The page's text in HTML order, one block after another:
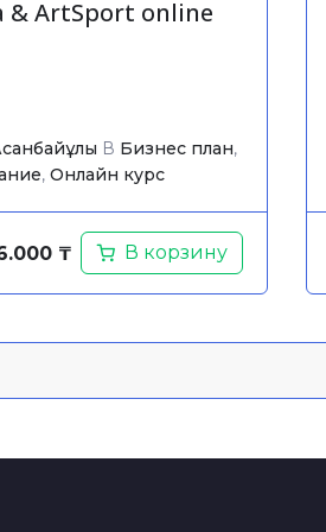
& ArtSport online
В Бизнес план,
, Онлайн курс
₸.
₸Current
price
166.000 ₸.
В корзину